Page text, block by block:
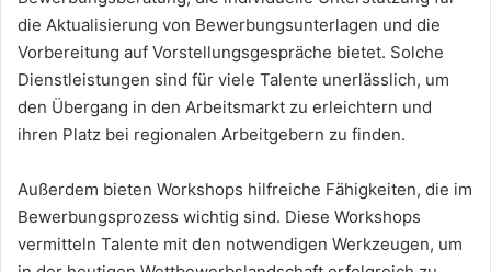
die Aktualisierung von Bewerbungsunterlagen und die
Vorbereitung auf Vorstellungsgespräche bietet. Solche
Dienstleistungen sind für viele Talente unerlässlich, um
den Übergang in den Arbeitsmarkt zu erleichtern und
ihren Platz bei regionalen Arbeitgebern zu finden.
Außerdem bieten Workshops hilfreiche Fähigkeiten, die im
Bewerbungsprozess wichtig sind. Diese Workshops
vermitteln Talente mit den notwendigen Werkzeugen, um